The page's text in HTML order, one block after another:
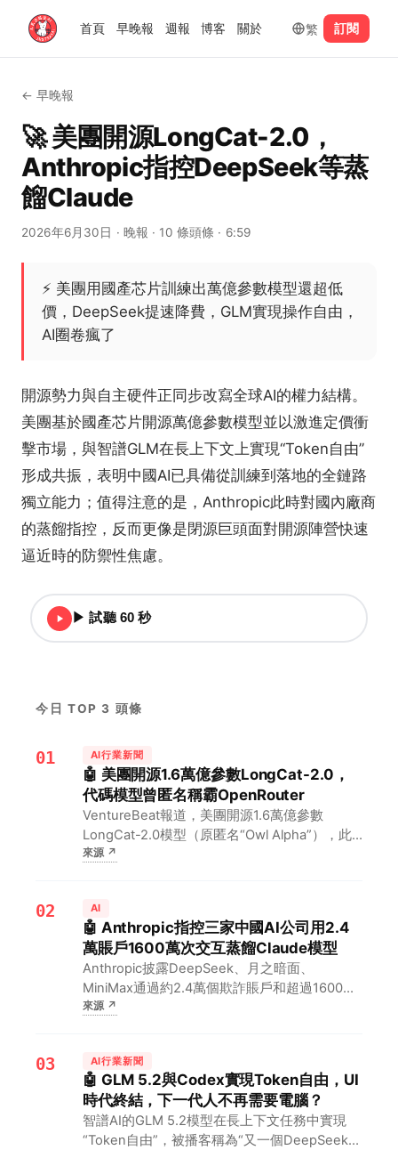
首頁 早晚報 週報 博客 關於 繁 訂閱
← 早晚報
🚀 美團開源LongCat-2.0，
Anthropic指控DeepSeek等蒸
餾Claude
2026年6月30日 · 晚報 · 10 條頭條 · 6:59
⚡ 美團用國產芯片訓練出萬億參數模型還超低
價，DeepSeek提速降費，GLM實現操作自由，
AI圈卷瘋了
開源勢力與自主硬件正同步改寫全球AI的權力結構。
美團基於國產芯片開源萬億參數模型並以激進定價衝
擊市場，與智譜GLM在長上下文上實現“Token自由”
形成共振，表明中國AI已具備從訓練到落地的全鏈路
獨立能力；值得注意的是，Anthropic此時對國內廠商
的蒸餾指控，反而更像是閉源巨頭面對開源陣營快速
逼近時的防禦性焦慮。
▶ 試聽 60 秒
今日 TOP 3 頭條
01 AI行業新聞
🤖 美團開源1.6萬億參數LongCat-2.0，
代碼模型曾匿名稱霸OpenRouter
VentureBeat報道，美團開源1.6萬億參數
LongCat-2.0模型（原匿名“Owl Alpha”），此
前在OpenRouter領先。對開發者意味著，其
來源↗
02 AI
🤖 Anthropic指控三家中國AI公司用2.4
萬賬戶1600萬次交互蒸餾Claude模型
Anthropic披露DeepSeek、月之暗面、
MiniMax通過約2.4萬個欺詐賬戶和超過1600萬
次交互大規模蒸餾其Claude模型。對AI行業意
來源↗
03 AI行業新聞
🤖 GLM 5.2與Codex實現Token自由，UI
時代終結，下一代人不再需要電腦？
智譜AI的GLM 5.2模型在長上下文任務中實現
“Token自由”，被播客稱為“又一個DeepSeek